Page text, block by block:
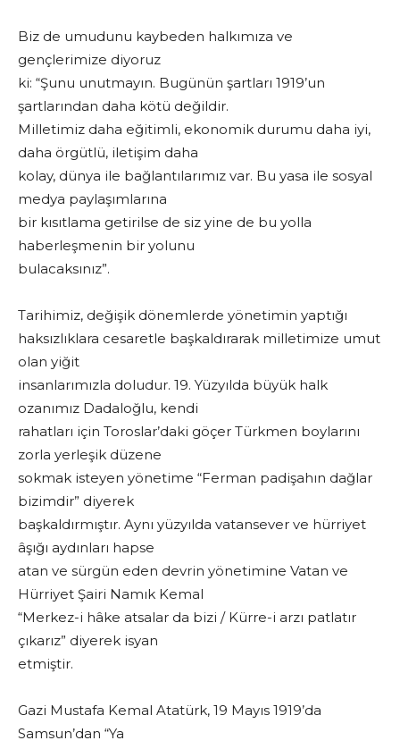
Biz de umudunu kaybeden halkımıza ve
gençlerimize diyoruz
ki: “Şunu unutmayın. Bugünün şartları 1919’un
şartlarından daha kötü değildir.
Milletimiz daha eğitimli, ekonomik durumu daha iyi,
daha örgütlü, iletişim daha
kolay, dünya ile bağlantılarımız var. Bu yasa ile sosyal
medya paylaşımlarına
bir kısıtlama getirilse de siz yine de bu yolla
haberleşmenin bir yolunu
bulacaksınız”.
Tarihimiz, değişik dönemlerde yönetimin yaptığı
haksızlıklara cesaretle başkaldırarak milletimize umut
olan yiğit
insanlarımızla doludur. 19. Yüzyılda büyük halk
ozanımız Dadaloğlu, kendi
rahatları için Toroslar’daki göçer Türkmen boylarını
zorla yerleşik düzene
sokmak isteyen yönetime “Ferman padişahın dağlar
bizimdir” diyerek
başkaldırmıştır. Aynı yüzyılda vatansever ve hürriyet
âşığı aydınları hapse
atan ve sürgün eden devrin yönetimine Vatan ve
Hürriyet Şairi Namık Kemal
“Merkez-i hâke atsalar da bizi / Kürre-i arzı patlatır
çıkarız” diyerek isyan
etmiştir.
Gazi Mustafa Kemal Atatürk, 19 Mayıs 1919’da
Samsun’dan “Ya